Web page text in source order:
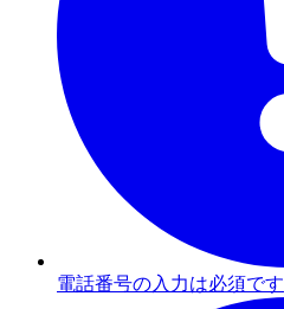
電話番号の入力は必須です